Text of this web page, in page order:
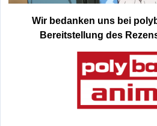
Wir bedanken uns bei
Bereitstellung des